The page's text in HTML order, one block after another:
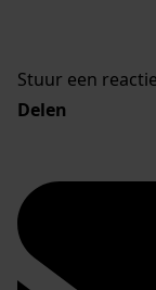
Stuur een
Delen